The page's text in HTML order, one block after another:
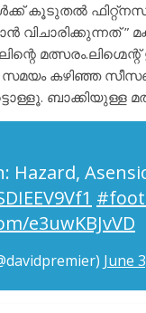
കൂടുതൽ ഫിറ്റ്നസ്
”
കഴിഞ്ഞ
ബാക്കിയുള്ള
Hazard,
e3uwKBJvVD
June